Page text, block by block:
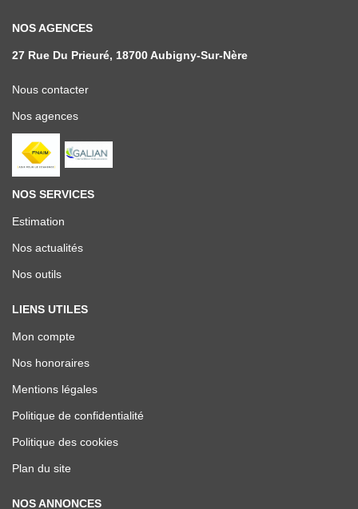
NOS AGENCES
27 Rue Du Prieuré, 18700 Aubigny-Sur-Nère
Nous contacter
Nos agences
NOS SERVICES
Estimation
Nos actualités
Nos outils
LIENS UTILES
Mon compte
Nos honoraires
Mentions légales
Politique de confidentialité
Politique des cookies
Plan du site
NOS ANNONCES